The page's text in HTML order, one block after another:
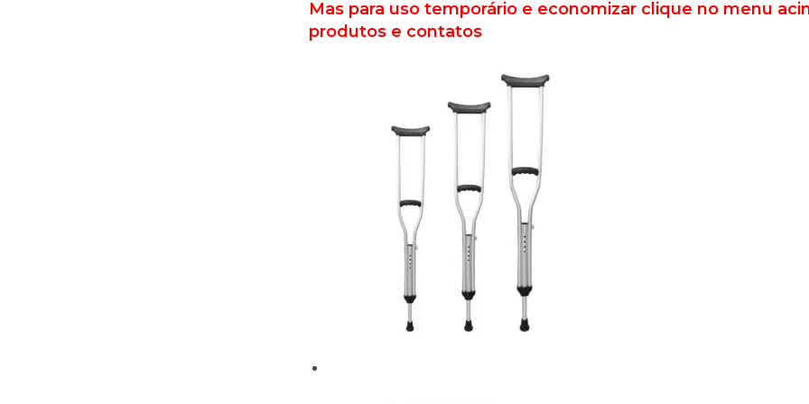
Mas para uso temporário e economizar clique no menu
produtos e contatos